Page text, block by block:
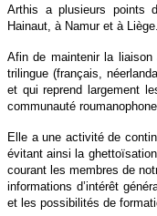
Arthis a plusieurs points
Hainaut, à Namur et à Liège.
Afin de maintenir la
trilingue (français,
et qui reprend largement
communauté
Elle a une activité de
évitant ainsi la
courant les membres de
informations d’intérêt
et les possibilités de